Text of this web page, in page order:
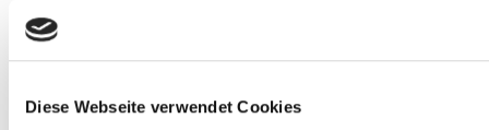
Diese Webseite verwendet Cookies
Architektur / Codename : Arrow
Lake-S / Arrow Lake-S
Fertigung : TSMC 3 nm
Kerne / Threads : 14 (6P + 8E) /